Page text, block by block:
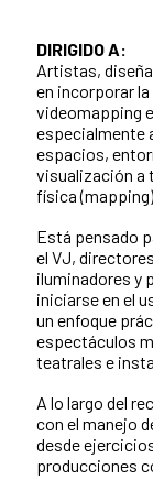
DIRIGIDO A:
Artistas,
en incorporar la
videomapping
especialmente
espacios,
visualización a
física
Está pensado
el VJ,
iluminadores y
iniciarse en el
un enfoque
espectáculos
teatrales e
A lo largo del
con el manejo
desde
producciones